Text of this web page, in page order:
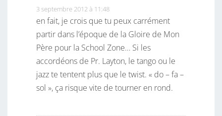
3 septembre 2012 à 11:48
en fait, je crois que tu peux carrément
partir dans l’époque de la Gloire de Mon
Père pour la School Zone… Si les
accordéons de Pr. Layton, le tango ou le
jazz te tentent plus que le twist. « do – fa –
sol », ça risque vite de tourner en rond.